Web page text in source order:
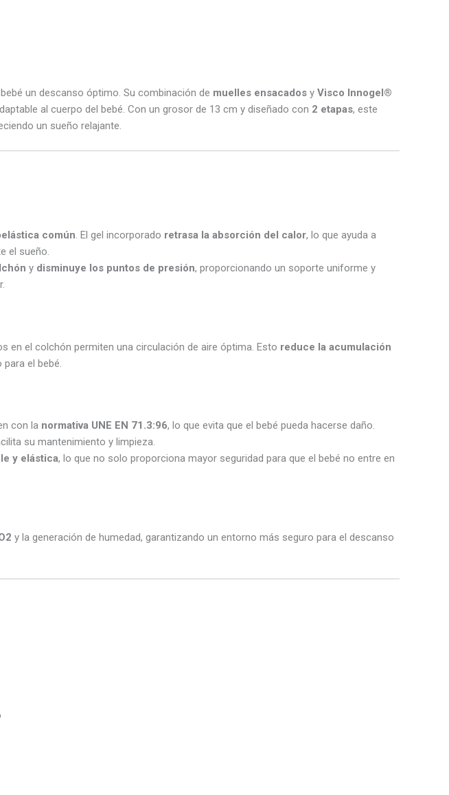
un descanso óptimo. Su combinación de muelles ensacados y Visco Innogel®
al cuerpo del bebé. Con un grosor de 13 cm y diseñado con 2 etapas, este
un sueño relajante.
común. El gel incorporado retrasa la absorción del calor, lo que ayuda a
el sueño.
y disminuye los puntos de presión, proporcionando un soporte uniforme y
en el colchón permiten una circulación de aire óptima. Esto reduce la acumulación
el bebé.
con la normativa UNE EN 71.3:96, lo que evita que el bebé pueda hacerse daño.
su mantenimiento y limpieza.
y elástica, lo que no solo proporciona mayor seguridad para que el bebé no entre en
y la generación de humedad, garantizando un entorno más seguro para el descanso